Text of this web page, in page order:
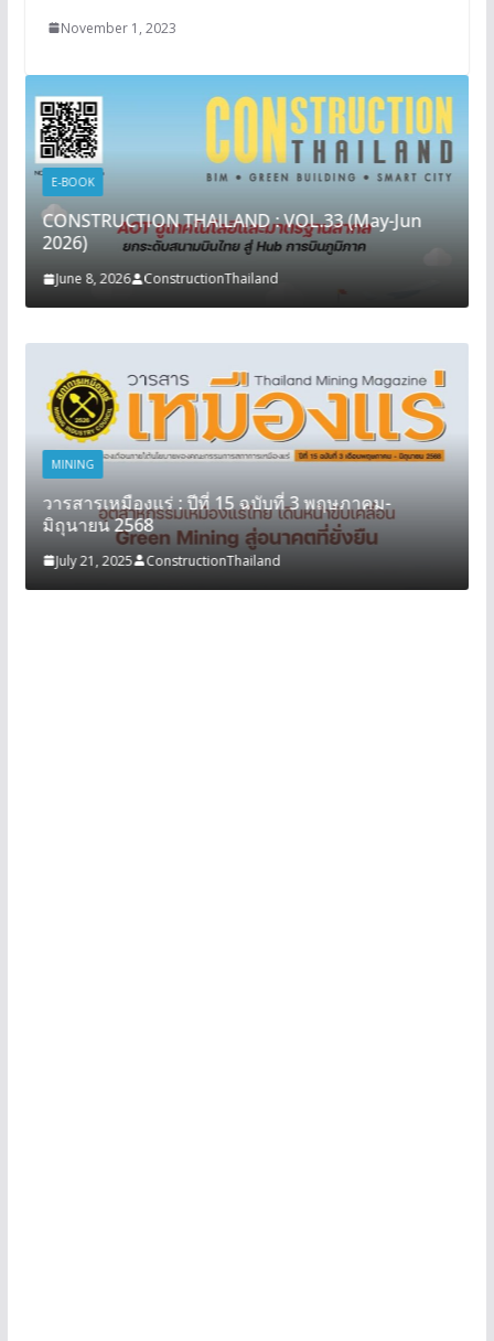
November 1, 2023
E-BOOK
CONSTRUCTION THAILAND : VOL.33 (May-Jun
2026)
June 8, 2026 ConstructionThailand
MINING
วารสารเหมืองแร่ : ปีที่ 15 ฉบับที่ 3 พฤษภาคม-
มิถุนายน 2568
July 21, 2025 ConstructionThailand